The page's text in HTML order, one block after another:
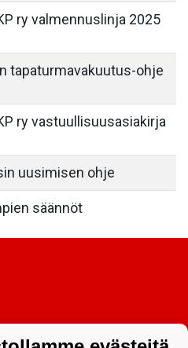
ry valmennuslinja 2025
tapaturmavakuutus-ohje
ry vastuullisuusasiakirja
uusimisen ohje
säännöt